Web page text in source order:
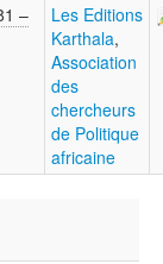
–
Les Editions
Karthala,
Association
des
chercheurs
de Politique
africaine